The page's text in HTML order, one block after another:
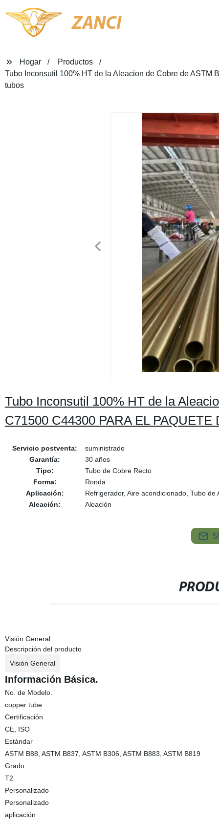
ZANCI
Hogar
Productos
Tubo Inconsutil 100% HT de la Aleacion de Cobre de ASTM
tubos
Tubo Inconsutil 100% HT de la
C71500 C44300 PARA EL PAQUETE
Servicio postventa:
suministrado
Garantía:
30 años
Tipo:
Tubo de Cobre Recto
Forma:
Ronda
Aplicación:
Refrigerador, Aire acondicionado, Tubo
Aleación:
Aleación
Visión General
Descripción del producto
Visión General
Información Básica.
No. de Modelo.
copper tube
Certificación
CE, ISO
Estándar
ASTM B88, ASTM B837, ASTM B306, ASTM B883, ASTM B819
Grado
T2
Personalizado
Personalizado
aplicación